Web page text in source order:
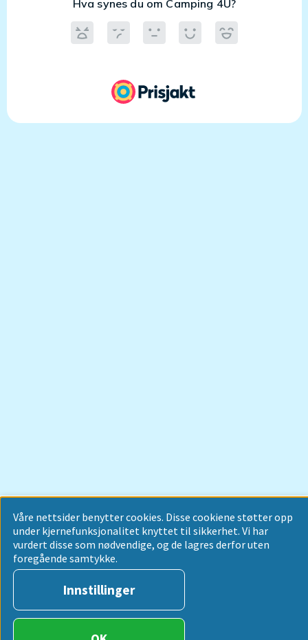
Våre nettsider benytter cookies. Disse cookiene støtter opp
under kjernefunksjonalitet knyttet til sikkerhet. Vi har
vurdert disse som nødvendige, og de lagres derfor uten
foregående samtykke.
Innstillinger